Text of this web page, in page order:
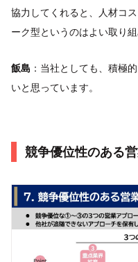
協力してくれると、人材コ
ーク型というのはよい取り組
飯島 ：当社としても、積極
いと思っています。
競争優位性のある